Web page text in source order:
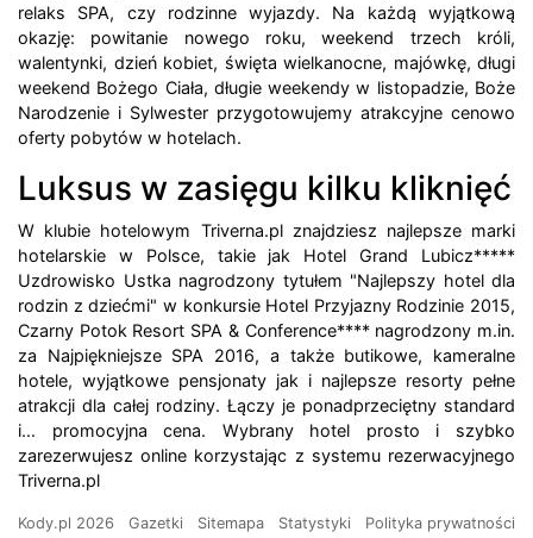
relaks SPA, czy rodzinne wyjazdy. Na każdą wyjątkową
okazję: powitanie nowego roku, weekend trzech króli,
walentynki, dzień kobiet, święta wielkanocne, majówkę, długi
weekend Bożego Ciała, długie weekendy w listopadzie, Boże
Narodzenie i Sylwester przygotowujemy atrakcyjne cenowo
oferty pobytów w hotelach.
Luksus w zasięgu kilku kliknięć
W klubie hotelowym Triverna.pl znajdziesz najlepsze marki
hotelarskie w Polsce, takie jak Hotel Grand Lubicz*****
Uzdrowisko Ustka nagrodzony tytułem "Najlepszy hotel dla
rodzin z dziećmi" w konkursie Hotel Przyjazny Rodzinie 2015,
Czarny Potok Resort SPA & Conference**** nagrodzony m.in.
za Najpiękniejsze SPA 2016, a także butikowe, kameralne
hotele, wyjątkowe pensjonaty jak i najlepsze resorty pełne
atrakcji dla całej rodziny. Łączy je ponadprzeciętny standard
i... promocyjna cena. Wybrany hotel prosto i szybko
zarezerwujesz online korzystając z systemu rezerwacyjnego
Triverna.pl
Kody.pl 2026 Gazetki Sitemapa Statystyki
Polityka prywatności